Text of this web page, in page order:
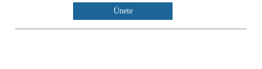
Únete